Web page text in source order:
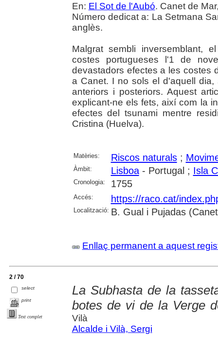
En: El Sot de l'Aubó. Canet de
Número dedicat a: La Setmana
anglès.
Malgrat sembli inversemblant,
costes portugueses l'1 de
devastadors efectes a les costes
a Canet. I no sols el d'aquell
anteriors i posteriors. Aquest
explicant-ne els fets, així com la
efectes del tsunami mentre
Cristina (Huelva).
Matèries: Riscos naturals;
Àmbit: Lisboa- Portugal ; Isla
Cronologia: 1755
Accés: https://raco.cat/
Localització: B. Gual i Pujadas
Enllaç permanent a aquest
2 / 70
select
print
Text complet
La Subhasta de la
botes de vi de la Verge
Vilà
Alcalde i Vilà, Sergi